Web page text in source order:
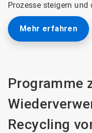
Prozesse steigern und
Mehr erfahren
Programme
Recycling